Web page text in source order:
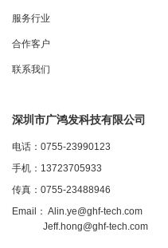
服务行业
合作客户
联系我们
深圳市广鸿发科技有限公司
电话：0755-23990123
手机：13723705933
传真：0755-23488946
Email： Alin.ye@ghf-tech.com
Jeff.hong@ghf-tech.com